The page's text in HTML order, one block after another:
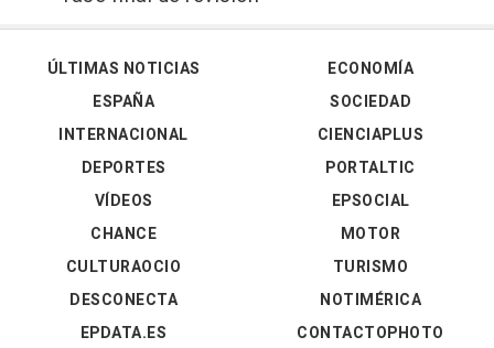
ÚLTIMAS NOTICIAS
ESPAÑA
INTERNACIONAL
DEPORTES
VÍDEOS
ECONOMÍA
SOCIEDAD
CIENCIAPLUS
PORTALTIC
EPSOCIAL
CHANCE
CULTURAOCIO
DESCONECTA
EPDATA.ES
MOTOR
TURISMO
NOTIMÉRICA
CONTACTOPHOTO